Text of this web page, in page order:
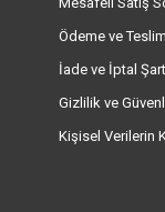
Ödeme ve
İade ve İptal
Gizlilik ve
Kişisel Verilerin